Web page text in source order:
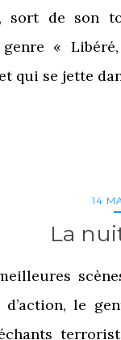
sort de son
«
qui se jette
14
La
d’action, le